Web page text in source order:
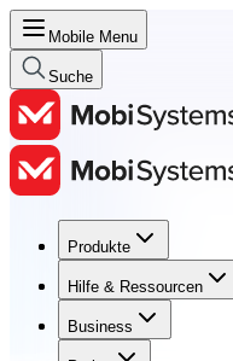
Mobile Menu
Suche
Produkte
Hilfe & Ressourcen
Business
Produkte
Hilfe & Ressourcen
Business